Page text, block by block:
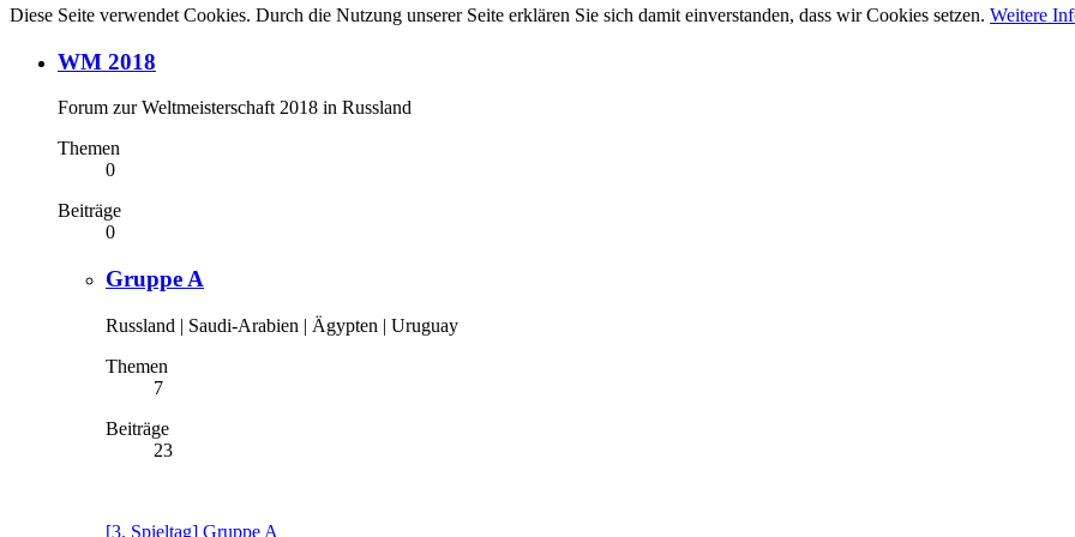
Diese Seite verwendet Cookies. Durch die Nutzung unserer Seite erklären Sie sich damit einverstanden, dass wir Cookies setzen. Weitere
WM 2018
Forum zur Weltmeisterschaft 2018 in Russland
Themen
0
Beiträge
0
Gruppe A
Russland | Saudi-Arabien | Ägypten | Uruguay
Themen
7
Beiträge
23
[3. Spieltag] Gruppe A